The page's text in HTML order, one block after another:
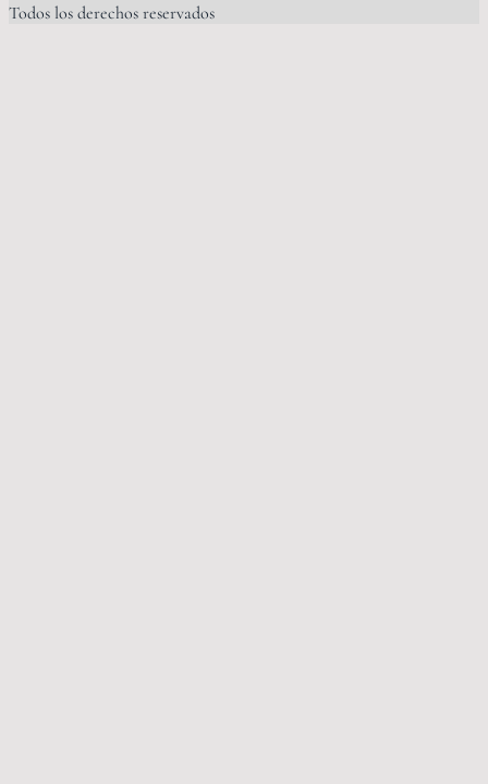
Todos los derechos reservados